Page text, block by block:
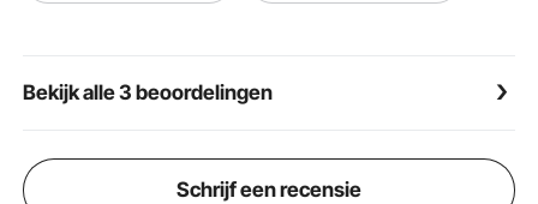
Bekijk alle 3 beoordelingen
Schrijf een recensie